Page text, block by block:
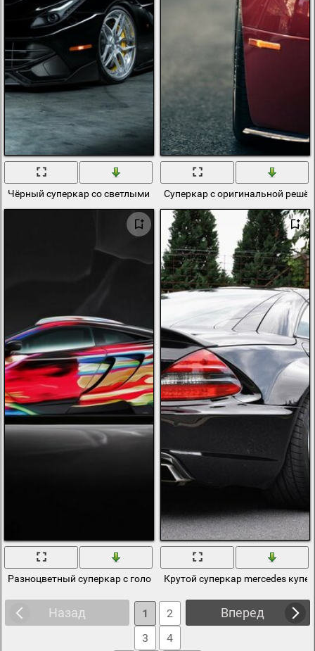
Чёрный суперкар со светлыми колесамиСуперкар с оригинальной
Разноцветный суперкар с головокружительным раскрасом
Крутой суперкар mercedes
Назад Вперед
1
2
3
4